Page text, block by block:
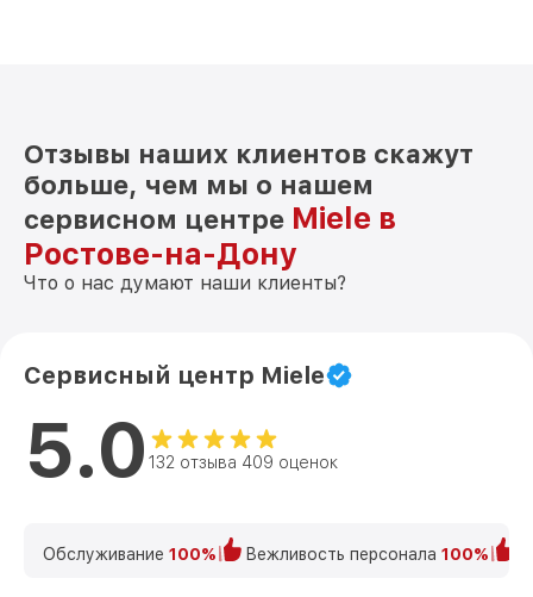
Отзывы наших клиентов скажут
больше, чем мы о нашем
сервисном центре Miele в
Ростове-на-Дону
Что о нас думают наши клиенты?
Сервисный центр Miele
5.0 132 отзыва 409 оценок
Обслуживание 100% Вежливость персонала 100%